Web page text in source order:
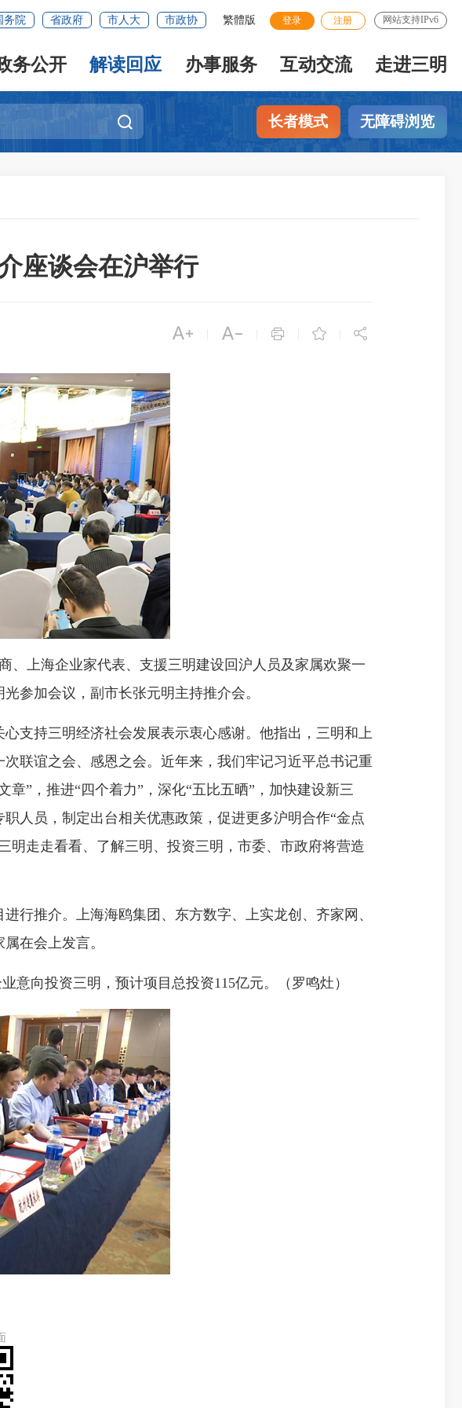
务院 省政府 市人大 市政协 繁體版 登录 注册 网站支持IPv6
务公开 解读回应 办事服务 互动交流 走进三明
长者模式 无障碍浏览
座谈会在沪举行
    
上海企业家代表、支援三明建设回沪人员及家属欢聚一
参加会议，副市长张元明主持推介会。
持三明经济社会发展表示衷心感谢。他指出，三明和上
联谊之会、感恩之会。近年来，我们牢记习近平总书记重
”，推进“四个着力”，深化“五比五晒”，加快建设新三
人员，制定出台相关优惠政策，促进更多沪明合作“金点
明走走看看、了解三明、投资三明，市委、市政府将营造
推介。上海海鸥集团、东方数字、上实龙创、齐家网、
在会上发言。
向投资三明，预计项目总投资115亿元。（罗鸣灶）